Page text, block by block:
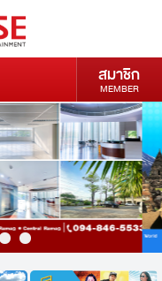
สมาชิก
MEMBER